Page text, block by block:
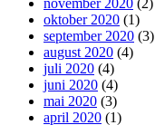
oktober 2020 (1)
september 2020 (3)
august 2020 (4)
juli 2020 (4)
juni 2020 (4)
mai 2020 (3)
april 2020 (1)